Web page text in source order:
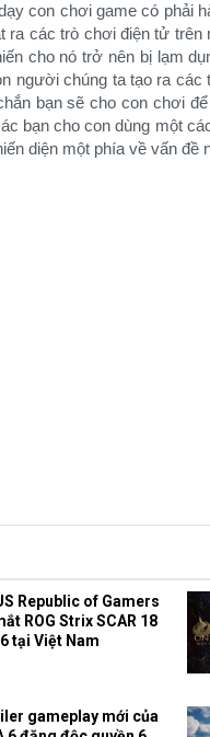
con chơi game có phải
ra các trò chơi điện tử
cho nó trở nên bị lạm
người chúng ta tạo ra
bạn sẽ cho con chơi
bạn cho con dùng một
diện một phía về vấn đề
Republic of Gamers
ROG Strix SCAR 18
tại Việt Nam
gameplay mới của